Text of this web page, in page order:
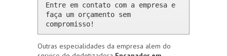
Entre em contato com a empresa e
faça um orçamento sem
compromisso!
Outras especialidades da empresa alem do